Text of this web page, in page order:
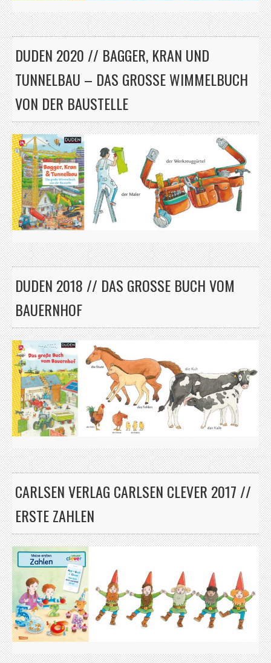
DUDEN 2020 // BAGGER, KRAN UND
TUNNELBAU – DAS GROSSE WIMMELBUCH V
ON DER BAUSTELLE
DUDEN 2018 // DAS GROSSE BUCH VOM B
AUERNHOF
CARLSEN VERLAG CARLSEN CLEVER 2017 //
ERSTE ZAHLEN